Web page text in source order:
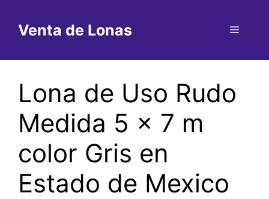
contenido
Venta de Lonas Menú
Lona de Uso Rudo
Medida 5 x 7 m
color Gris en
Estado de Mexico